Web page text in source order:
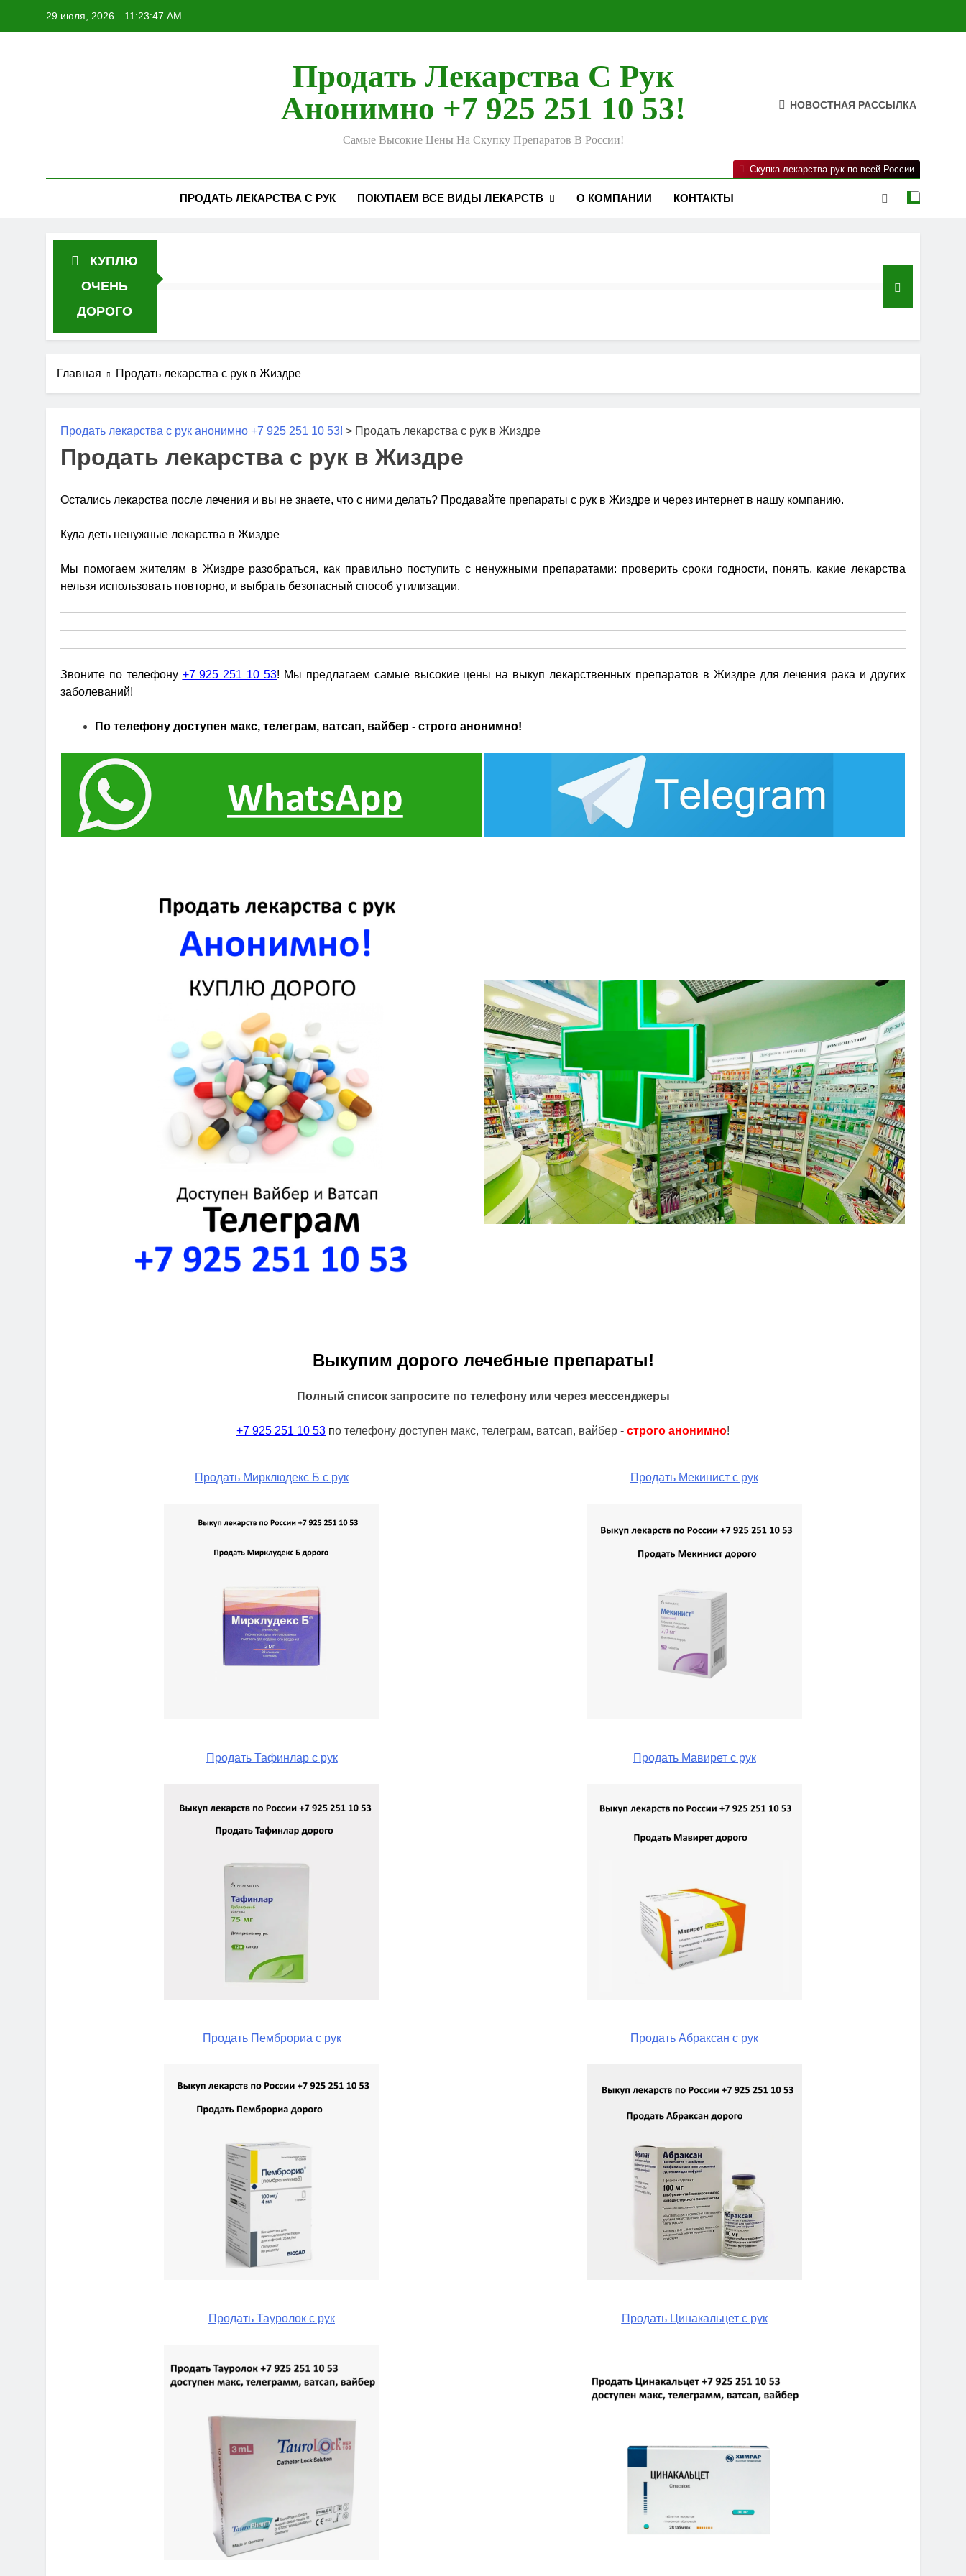
29 июля, 2026 11:23:48 AM
Продать Лекарства С Рук
Анонимно +7 925 251 10 53!
Самые Высокие Цены На Скупку Препаратов В России!
НОВОСТНАЯ РАССЫЛКА
ПРОДАТЬ ЛЕКАРСТВА С РУК ПОКУПАЕМ ВСЕ ВИДЫ ЛЕКАРСТВ О КОМПАНИИ КОНТАКТЫ
Скупка лекарства рук по всей России
КУПЛЮ
ОЧЕНЬ
ДОРОГО
Главная Продать лекарства с рук в Жиздре
Продать лекарства с рук анонимно +7 925 251 10 53! > Продать лекарства с рук в Жиздре
Продать лекарства с рук в Жиздре
Остались лекарства после лечения и вы не знаете, что с ними делать? Продавайте препараты с рук в Жиздре и через интернет в нашу компанию.
Куда деть ненужные лекарства в Жиздре
Мы помогаем жителям в Жиздре разобраться, как правильно поступить с ненужными препаратами: проверить сроки годности, понять, какие лекарства
нельзя использовать повторно, и выбрать безопасный способ утилизации.
Звоните по телефону +7 925 251 10 53! Мы предлагаем самые высокие цены на выкуп лекарственных препаратов в Жиздре для лечения рака и других
заболеваний!
По телефону доступен макс, телеграм, ватсап, вайбер - строго анонимно!
Выкупим дорого лечебные препараты!
Полный список запросите по телефону или через мессенджеры
+7 925 251 10 53 по телефону доступен макс, телеграм, ватсап, вайбер - строго анонимно!
Продать Мирклюдекс Б с рук Продать Мекинист с рук
Продать Тафинлар с рук Продать Мавирет с рук
Продать Пемброриа с рук Продать Абраксан с рук
Продать Тауролок с рук Продать Цинакальцет с рук